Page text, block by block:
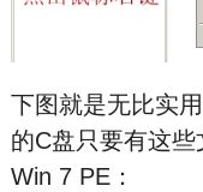
下图就是无比实
的C盘只要有这
Win 7 PE：